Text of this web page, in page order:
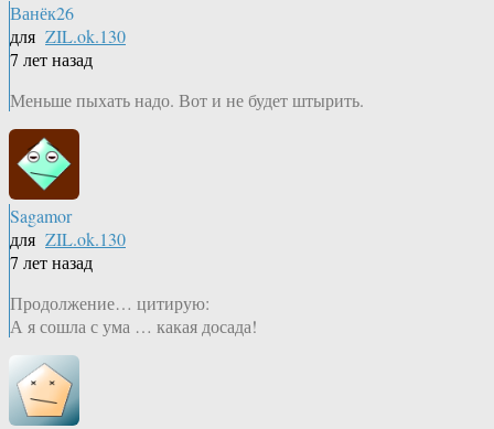
Ванёк26
для ZIL.ok.130
7 лет назад
Меньше пыхать надо. Вот и не будет штырить.
Sagamor
для ZIL.ok.130
7 лет назад
Продолжение… цитирую:
А я сошла с ума … какая досада!